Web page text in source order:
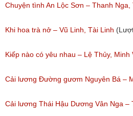
(Lượt nghe: 2,626)
nghe: 924)
Chuyện tình An Lộc Sơn – Thanh
Giàu
(Lượt nghe: 1,251)
Khi hoa trà nở – Vũ Linh, Tài Linh
Kiếp nào có yêu nhau – Lệ Thủy,
nghe: 1,059)
Cải lương Đường gươm Nguyên Bá –
Thanh Kim Huệ, Chí Tâm, Thanh Sang
Cải lương Thái Hậu Dương Vân Nga –